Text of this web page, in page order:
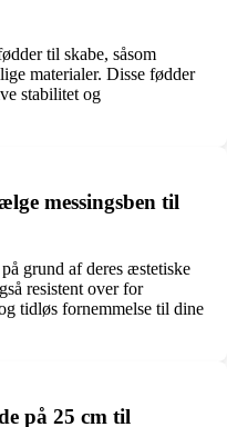
til skabe, såsom
materialer. Disse fødder
stabilitet og
messingsben til
grund af deres æstetiske
resistent over for
tidløs fornemmelse til dine
på 25 cm til